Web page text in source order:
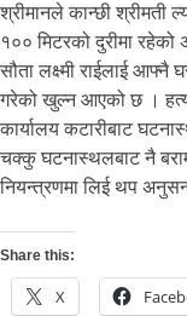
श्रीमानले कान्छी श्रीमती
१०० मिटरको दुरीमा रहेको
सौता लक्ष्मी राईलाई आफ्नै
गरेको खुल्न आएको छ ।
कार्यालय कटारीबाट
चक्कु घटनास्थलबाट नै
नियन्त्रणमा लिई थप
Share this:
X